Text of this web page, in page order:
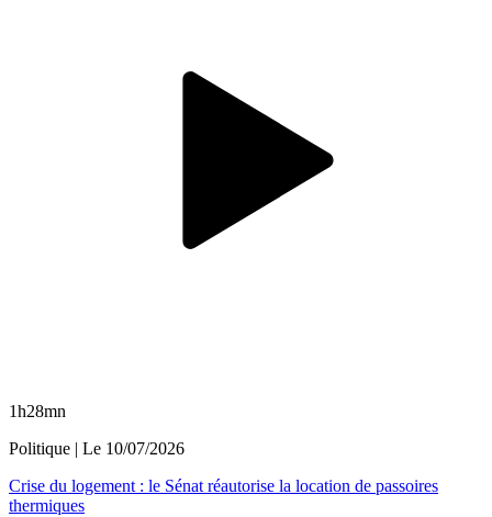
1h28mn
Politique | Le 10/07/2026
Crise du logement : le Sénat réautorise la location de passoires
thermiques